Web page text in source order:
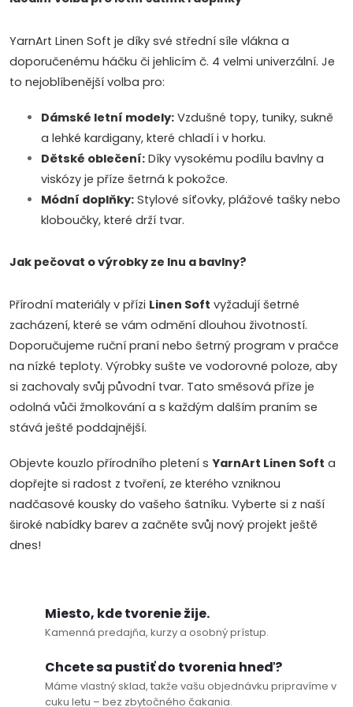
v
k
u
YarnArt Linen Soft je díky své střední síle vlákna a
doporučenému háčku či jehlicím č. 4 velmi univerzální. Je
to nejoblíbenější volba pro:
Dámské letní modely: Vzdušné topy, tuniky, sukně
a lehké kardigany, které chladí i v horku.
Dětské oblečení: Díky vysokému podílu bavlny a
viskózy je příze šetrná k pokožce.
Módní doplňky: Stylové síťovky, plážové tašky nebo
kloboučky, které drží tvar.
Jak pečovat o výrobky ze lnu a bavlny?
Přírodní materiály v přízi Linen Soft vyžadují šetrné
zacházení, které se vám odmění dlouhou životností.
Doporučujeme ruční praní nebo šetrný program v pračce
na nízké teploty. Výrobky sušte ve vodorovné poloze, aby
si zachovaly svůj původní tvar. Tato směsová příze je
odolná vůči žmolkování a s každým dalším praním se
stává ještě poddajnější.
Objevte kouzlo přírodního pletení s YarnArt Linen Soft a
dopřejte si radost z tvoření, ze kterého vzniknou
nadčasové kousky do vašeho šatníku. Vyberte si z naší
široké nabídky barev a začněte svůj nový projekt ještě
dnes!
Miesto, kde tvorenie žije.
Kamenná predajňa, kurzy a osobný prístup.
Chcete sa pustiť do tvorenia hneď?
Máme vlastný sklad, takže vašu objednávku pripravíme v
cuku letu – bez zbytočného čakania.